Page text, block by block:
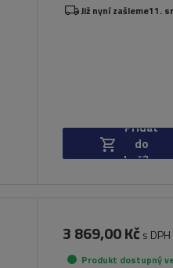
Již nyní zašleme11.
Přidat
do
košíku
3 869,00 Kč s DPH
Produkt dostupný